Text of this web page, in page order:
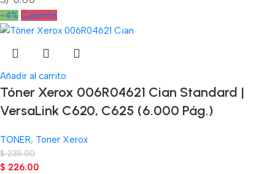
-4% Caliente
Añadir al carrito
Tóner Xerox 006R04621 Cian Standard |
VersaLink C620, C625 (6.000 Pág.)
TONER, Toner Xerox
$235.00
$ 226.00